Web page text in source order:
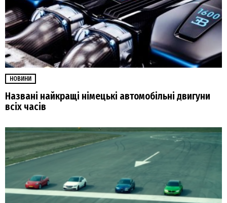
НОВИНИ
Названі найкращі німецькі автомобільні двигуни
всіх часів